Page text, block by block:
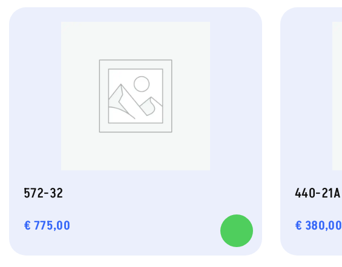
572-32
€ 775,00
440-21A
€ 380,00